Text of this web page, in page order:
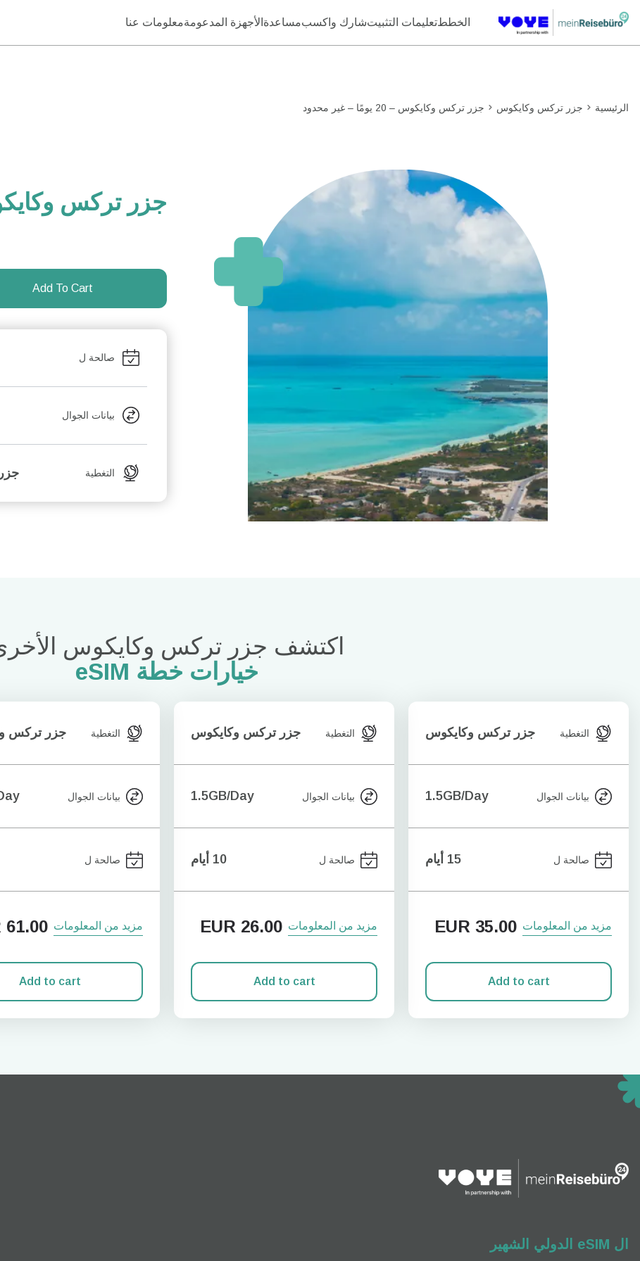
الخططتعليمات التثبيتشارك واكسبمساعدة الأجهزة المدعومةمعلومات عنا
الرئيسية جزر تركس وكايكوس جزر تركس وكايكوس – 20 يومًا – غير محدود
جزر تركس وكايكوس – 20 يومًا
Add To Cart
صالحة ل
بيانات الجوال
التغطية
اكتشف جزر تركس وكايكوس
خيارات خطة eSIM
التغطية جزر تركس وكايكوس
بيانات الجوال 1.5GB/Day
صالحة ل 15 أيام
مزيد من المعلومات EUR 35.00
Add to cart
التغطية جزر تركس وكايكوس
بيانات الجوال 1.5GB/Day
صالحة ل 10 أيام
مزيد من المعلومات EUR 26.00
Add to cart
التغطية جزر تركس
بيانات الجوال
صالحة ل
مزيد من المعلومات 61.00
Add to cart
ال eSIM الدولي الشهير